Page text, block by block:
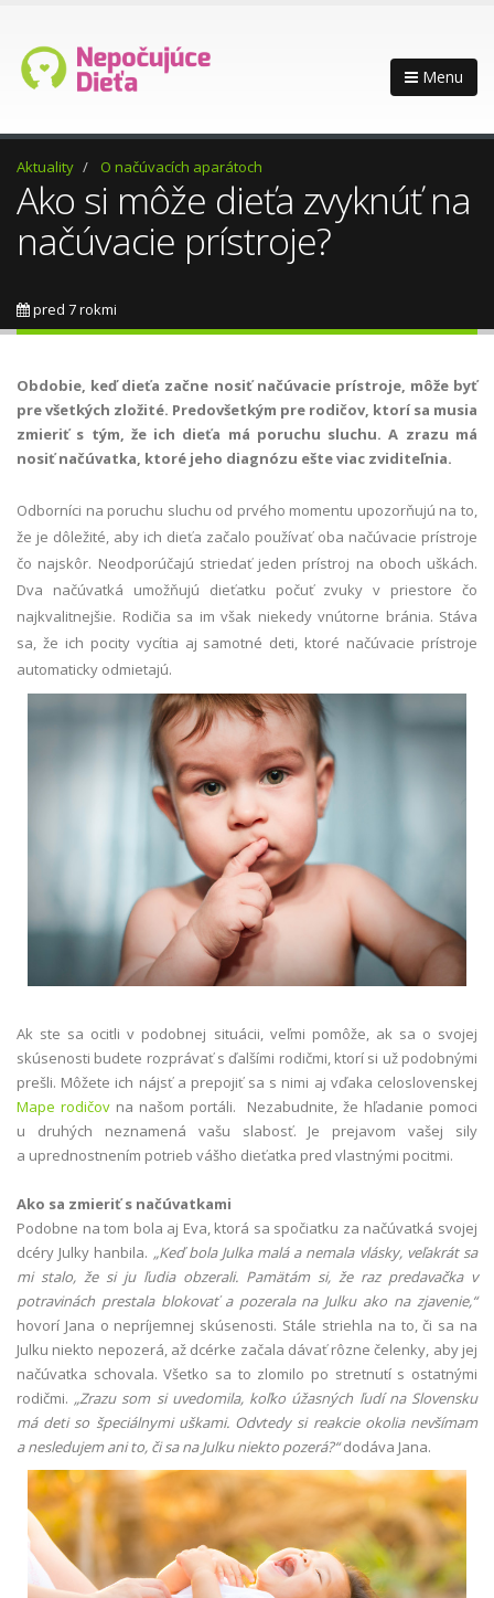
Menu
Aktuality O načúvacích aparátoch
Ako si môže dieťa zvyknúť na
načúvacie prístroje?
pred 7 rokmi
Obdobie, keď dieťa začne nosiť načúvacie prístroje, môže byť
pre všetkých zložité. Predovšetkým pre rodičov, ktorí sa musia
zmieriť s tým, že ich dieťa má poruchu sluchu. A zrazu má
nosiť načúvatka, ktoré jeho diagnózu ešte viac zviditeľnia.
Odborníci na poruchu sluchu od prvého momentu upozorňujú na to,
že je dôležité, aby ich dieťa začalo používať oba načúvacie prístroje
čo najskôr. Neodporúčajú striedať jeden prístroj na oboch uškách.
Dva načúvatká umožňujú dieťatku počuť zvuky v priestore čo
najkvalitnejšie. Rodičia sa im však niekedy vnútorne bránia. Stáva
sa, že ich pocity vycítia aj samotné deti, ktoré načúvacie prístroje
automaticky odmietajú.
Ak ste sa ocitli v podobnej situácii, veľmi pomôže, ak sa o svojej
skúsenosti budete rozprávať s ďalšími rodičmi, ktorí si už podobnými
prešli. Môžete ich nájsť a prepojiť sa s nimi aj vďaka celoslovenskej
Mape rodičov na našom portáli. Nezabudnite, že hľadanie pomoci
u druhých neznamená vašu slabosť. Je prejavom vašej sily
a uprednostnením potrieb vášho dieťatka pred vlastnými pocitmi.
Ako sa zmieriť s načúvatkami
Podobne na tom bola aj Eva, ktorá sa spočiatku za načúvatká svojej
dcéry Julky hanbila. „Keď bola Julka malá a nemala vlásky, veľakrát sa
mi stalo, že si ju ľudia obzerali. Pamätám si, že raz predavačka v
potravinách prestala blokovať a pozerala na Julku ako na zjavenie,“
hovorí Jana o nepríjemnej skúsenosti. Stále striehla na to, či sa na
Julku niekto nepozerá, až dcérke začala dávať rôzne čelenky, aby jej
načúvatka schovala. Všetko sa to zlomilo po stretnutí s ostatnými
rodičmi. „Zrazu som si uvedomila, koľko úžasných ľudí na Slovensku
má deti so špeciálnymi uškami. Odvtedy si reakcie okolia nevšímam
a nesledujem ani to, či sa na Julku niekto pozerá?“dodáva Jana.